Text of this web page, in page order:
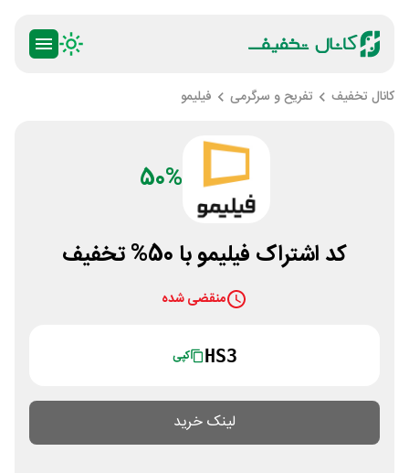
کانال تخفیف تفریح و سرگرمی فیلیمو
50%
کد اشتراک فیلیمو با 50% تخفیف
منقضی شده
HS3 کپی
لینک خرید